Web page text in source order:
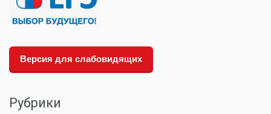
Версия для слабовидящих
Рубрики